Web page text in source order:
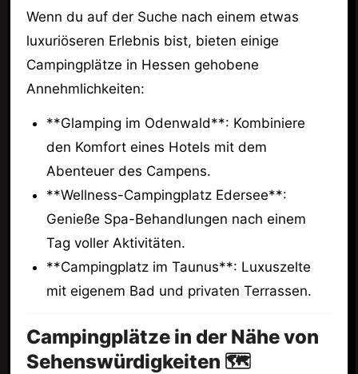
Wenn du auf der Suche nach einem etwas
luxuriöseren Erlebnis bist, bieten einige
Campingplätze in Hessen gehobene
Annehmlichkeiten:
**Glamping im Odenwald**: Kombiniere
den Komfort eines Hotels mit dem
Abenteuer des Campens.
**Wellness-Campingplatz Edersee**:
Genieße Spa-Behandlungen nach einem
Tag voller Aktivitäten.
**Campingplatz im Taunus**: Luxuszelte
mit eigenem Bad und privaten Terrassen.
Campingplätze in der Nähe von
Sehenswürdigkeiten 🗺️